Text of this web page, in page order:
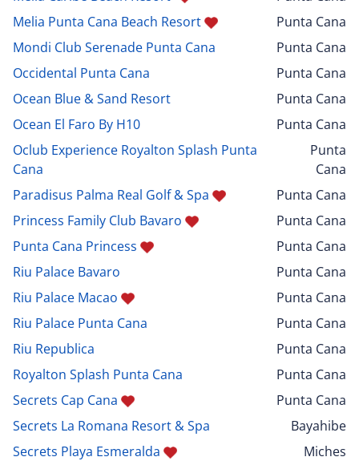
Melia Punta Cana Beach Resort
Punta Cana
Mondi Club Serenade Punta Cana
Punta Cana
Occidental Punta Cana
Punta Cana
Ocean Blue & Sand Resort
Punta Cana
Ocean El Faro By H10
Punta Cana
Oclub Experience Royalton Splash Punta
Cana
Punta
Cana
Paradisus Palma Real Golf & Spa
Punta Cana
Princess Family Club Bavaro
Punta Cana
Punta Cana Princess
Punta Cana
Riu Palace Bavaro
Punta Cana
Riu Palace Macao
Punta Cana
Riu Palace Punta Cana
Punta Cana
Riu Republica
Punta Cana
Royalton Splash Punta Cana
Punta Cana
Secrets Cap Cana
Punta Cana
Secrets La Romana Resort & Spa
Bayahibe
Secrets Playa Esmeralda
Miches